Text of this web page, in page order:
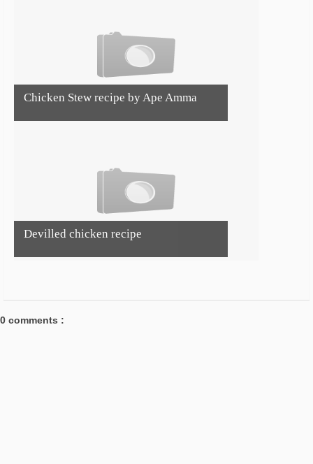
Chicken Stew recipe by Ape Amma
Devilled chicken recipe
0 comments :